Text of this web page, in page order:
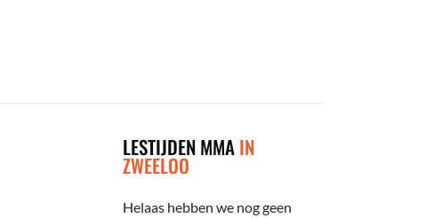
LESTIJDEN MMAIN
ZWEELOO
Helaas hebben we nog geen